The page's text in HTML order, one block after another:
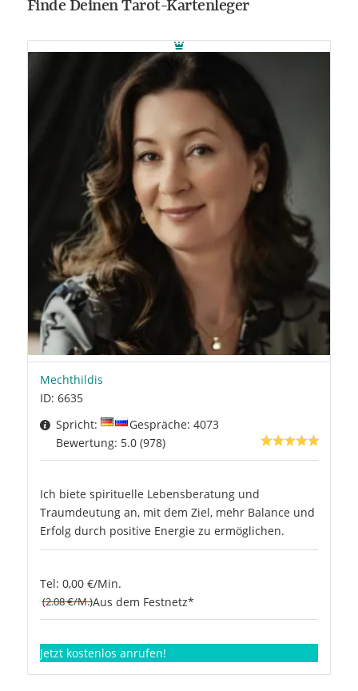
Finde Deinen Tarot-Kartenleger
Mechthildis
ID: 6635
Spricht:
Gespräche: 4073
Bewertung: 5.0 (978)
Ich biete spirituelle Lebensberatung und
Traumdeutung an, mit dem Ziel, mehr Balance und
Erfolg durch positive Energie zu ermöglichen.
Tel: 0,00 €/Min.
(2.08 €/M.)Aus dem Festnetz*
Jetzt kostenlos anrufen!